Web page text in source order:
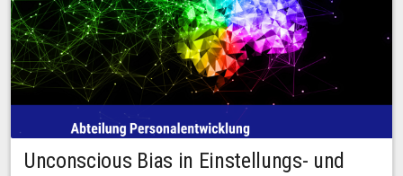
Unconscious Bias in Einstellungs- und